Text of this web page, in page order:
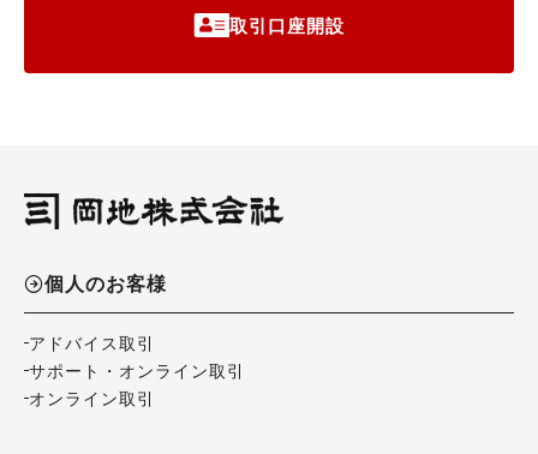
取引口座開設
個人のお客様
アドバイス取引
サポート・オンライン取引
オンライン取引